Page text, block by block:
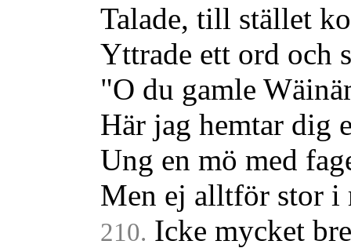
Talade, till stället
Yttrade ett ord och
"O du gamle
Här jag hemtar dig
Ung en mö med
Men ej alltför stor i
210. Icke mycket